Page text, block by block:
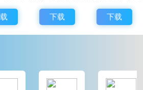
雷削。
必杀技为五行终极斩。
手游
版
下载
化0手机版
下载